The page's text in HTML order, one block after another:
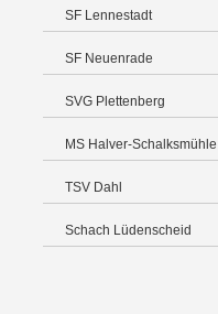
SF Lennestadt
SF Neuenrade
SVG Plettenberg
MS Halver-Schalksmühle
TSV Dahl
Schach Lüdenscheid